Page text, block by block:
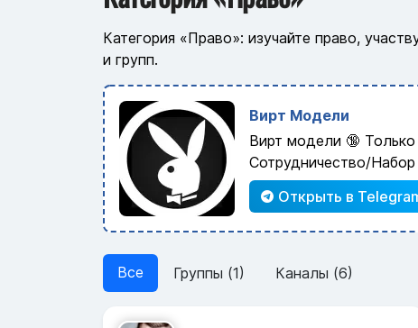
Категория «Право»: изучайте право,
и групп.
Вирт Модели
Вирт модели 🔞
Сотрудничество/
Открыть в
Все Группы (1) Каналы (6)